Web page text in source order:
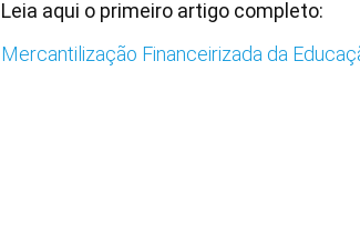
Leia aqui o primeiro artigo completo:
Mercantilização Financeirizada da